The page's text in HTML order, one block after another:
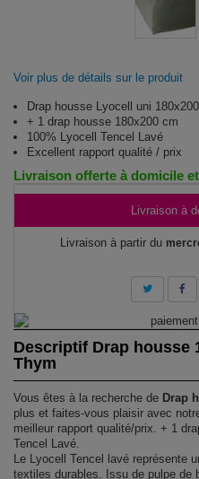
Voir plus de détails sur le produit
Drap housse Lyocell uni
+ 1 drap housse 180x200 cm
100% Lyocell Tencel Lavé
Excellent rapport qualité / prix
Livraison offerte à domicile
Livraison à
Livraison à partir du
Descriptif Drap housse
Thym
Vous êtes à la recherche de Drap
plus et faites-vous plaisir avec
meilleur rapport qualité/prix. + 1
Tencel Lavé.
Le Lyocell Tencel lavé représente
textiles durables. Issu de pulpe de